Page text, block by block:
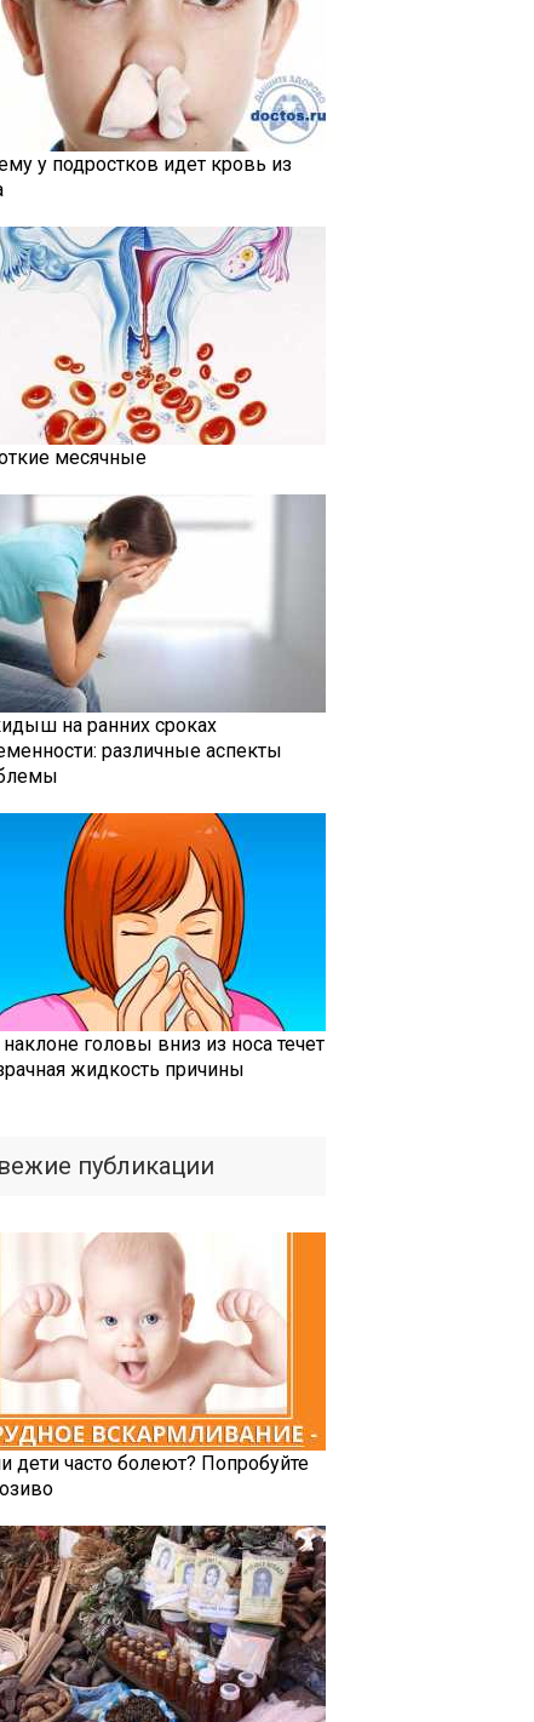
у подростков идет кровь из
месячные
на ранних сроках
различные аспекты
головы вниз из носа течет
жидкость причины
публикации
дети часто болеют? Попробуйте